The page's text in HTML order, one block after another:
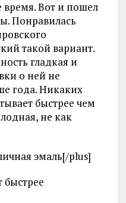
время. Вот и пошел
Понравилась
такой вариант.
гладкая и
о ней не
года. Никаких
быстрее чем
не как
эмаль[/plus]